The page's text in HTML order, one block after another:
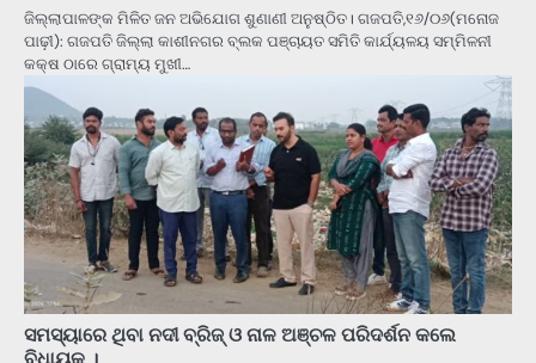
ଜିଲ୍ଲାପାଳଙ୍କ ମିଳିତ ଜନ ଅଭିଯୋଗ ଶୁଣାଣୀ ଅନୁଷ୍ଠିତ। ଗଜପତି,୧୬/୦୬(ମନୋଜ
ପାଢ଼ୀ): ଗଜପତି ଜିଲ୍ଲା କାଶୀନଗର ବ୍ଲକ ପଞ୍ଚାୟତ ସମିତି କାର୍ଯ୍ୟଳୟ ସମ୍ମିଳନୀ
କକ୍ଷ ଠାରେ ଗ୍ରାମ୍ୟ ମୁଖୀ…
ସମସ୍ୟାରେ ଥିବା ନଦୀ ବ୍ରିଜ୍ ଓ ନାଳ ଅଞ୍ଚଳ ପରିଦର୍ଶନ କଲେ
ବିଧାୟକ ।